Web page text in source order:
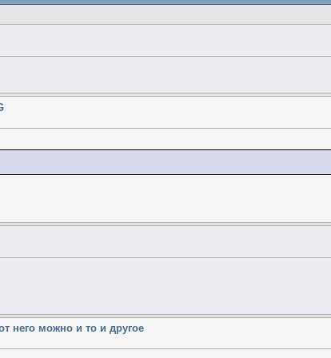
него можно и то и другое